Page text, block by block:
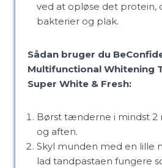
ved at opløse det protein,
bakterier og plak.
Sådan bruger du
Multifunctional Whitening
Super White & Fresh:
Børst tænderne i mindst
og aften.
Skyl munden med en lille
lad tandpastaen fungere